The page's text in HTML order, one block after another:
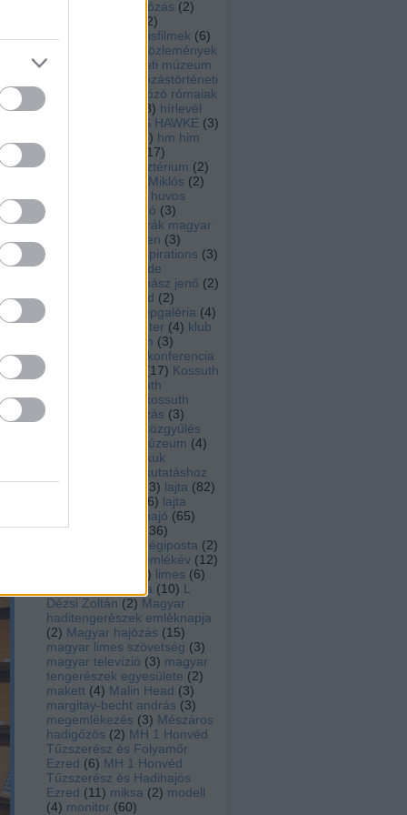
hajózás (2)
2)
hajózástörténeti kisfilmek (6)
hajózástörténeti közlemények
(
hajózástörténeti múzeum
hajózástörténeti
Hajózó rómaiak
3) hírlevél
HMS HAWKE (3)
) hm him
17)
honvédelmi minisztérium (2)
Horthy Miklós (2)
huvos
inforádió (3)
Innováció az osztrák magyar
haditengerészetben (3)
Inspirations (3)
Izolde
juhász jenő (2)
Jütland (2)
képgaléria (4)
klaszter (4) klub
komárom (3)
konferencia
(17) Kossuth
Kossuth
kossuth
koszorúzás (3)
közgyűlés
közlekedési múzeum (4)
kuk
kutatáshoz
modellépítéshez
3) lajta (82)
36) lajta
monitor múzeumhajó (65)
lajta ujjászületés
36)
légiposta (2)
leitha emlékév (12)
) limes (6)
Lusitania (10) L
Dézsi Zoltán (2) Magyar
haditengerészek emléknapja
(2) Magyar hajózás (15)
magyar limes szövetség (3)
magyar televízió (3) magyar
tengerészek egyesülete (2)
makett (4) Malin Head (3)
margitay-becht andrás (3)
megemlékezés (3) Mészáros
hadigőzös (2) MH 1 Honvéd
Tűzszerész és Folyamőr
Ezred (6) MH 1 Honvéd
Tűzszerész és Hadihajós
Ezred (11) miksa (2) modell
(4) monitor (60)
dr.
a
a